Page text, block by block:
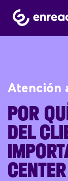
Atención
POR
DEL
CENTER